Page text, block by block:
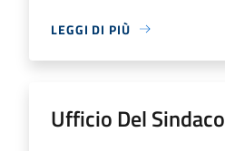
LEGGI DI PIÙ
Ufficio Del Sindaco